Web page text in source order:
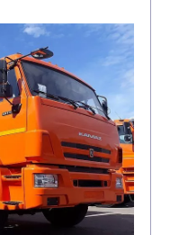
КОММУНАЛЬНАЯ
ТЕХНИКА
Комбинированные
машины(18)
Вакуумные машины
Илососные машины
Каналопромывочные
Комбинированные